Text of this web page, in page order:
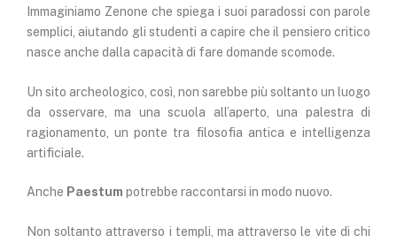
Immaginiamo Zenone che spiega i suoi paradossi con parole
semplici, aiutando gli studenti a capire che il pensiero critico
nasce anche dalla capacità di fare domande scomode.
Un sito archeologico, così, non sarebbe più soltanto un luogo
da osservare, ma una scuola all’aperto, una palestra di
ragionamento, un ponte tra filosofia antica e intelligenza
artificiale.
Anche Paestum potrebbe raccontarsi in modo nuovo.
Non soltanto attraverso i templi, ma attraverso le vite di chi